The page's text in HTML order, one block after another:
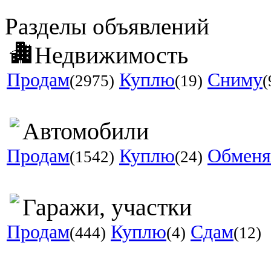
Разделы объявлений
Недвижимость
Продам(2975) Куплю(19) Сниму
Автомобили
Продам(1542) Куплю(24)
Гаражи, участки
Продам(444) Куплю(4) Сдам(12)